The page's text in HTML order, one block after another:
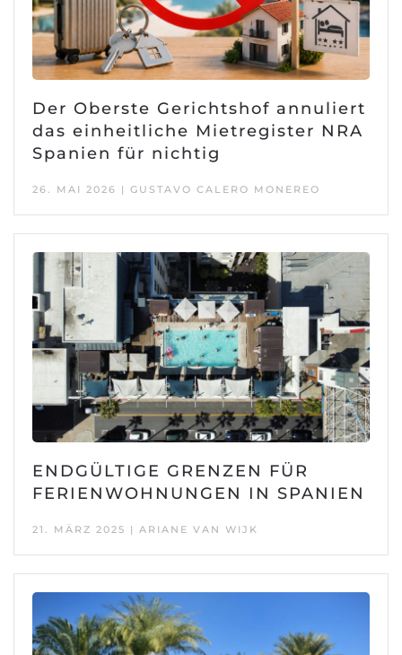
Der Oberste Gerichtshof annuliert
das einheitliche Mietregister NRA
Spanien für nichtig
26. MAI 2026 | GUSTAVO CALERO MONEREO
ENDGÜLTIGE GRENZEN FÜR
FERIENWOHNUNGEN IN SPANIEN
21. MÄRZ 2025 | ARIANE VAN WIJK